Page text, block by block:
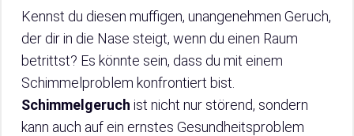
Kennst du diesen muffigen, unangenehmen Geruch,
der dir in die Nase steigt, wenn du einen Raum
betrittst? Es könnte sein, dass du mit einem
Schimmelproblem konfrontiert bist.
Schimmelgeruch ist nicht nur störend, sondern
kann auch auf ein ernstes Gesundheitsproblem